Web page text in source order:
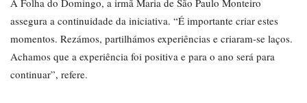
À Folha do Domingo, a irmã Maria de São Paulo Monteiro
assegura a continuidade da iniciativa. “É importante criar estes
momentos. Rezámos, partilhámos experiências e criaram-se laços.
Achamos que a experiência foi positiva e para o ano será para
continuar”, refere.